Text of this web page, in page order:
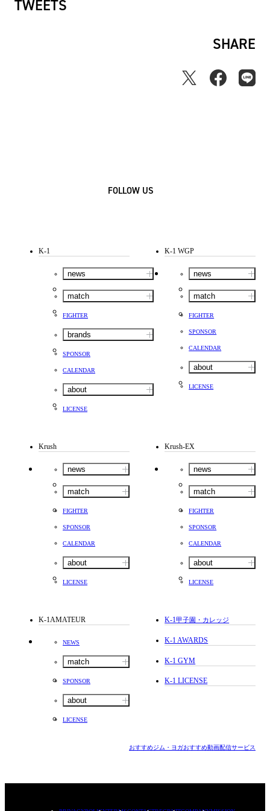
TWEETS
SHARE
FOLLOW US
K-1
news
match
FIGHTER
brands
SPONSOR
CALENDAR
about
LICENSE
K-1 WGP
news
match
FIGHTER
SPONSOR
CALENDAR
about
LICENSE
Krush
news
match
FIGHTER
SPONSOR
CALENDAR
about
LICENSE
Krush-EX
news
match
FIGHTER
SPONSOR
CALENDAR
about
LICENSE
K-1AMATEUR
NEWS
match
SPONSOR
about
LICENSE
K-1甲子園・カレッジ
K-1 AWARDS
K-1 GYM
K-1 LICENSE
おすすめジム・ヨガおすすめ動画配信サービス